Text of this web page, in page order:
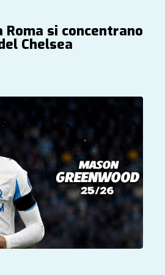
Roma si concentrano
Chelsea